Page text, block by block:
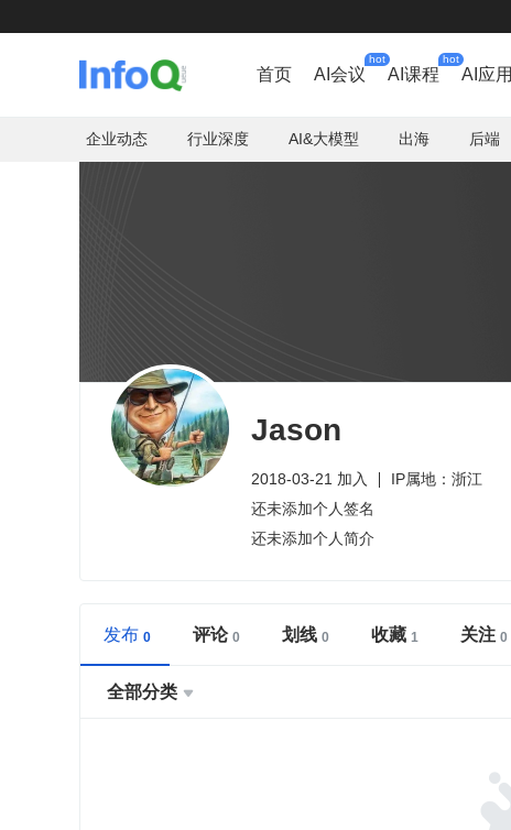
首页 AI会议
hot
AI课程
hot
AI应用
企业动态 行业深度 AI&大模型 出海 后端
Jason
2018-03-21 加入
IP属地：浙江
还未添加个人签名
还未添加个人简介
发布 评论 划线 收藏 关注
全部分类 